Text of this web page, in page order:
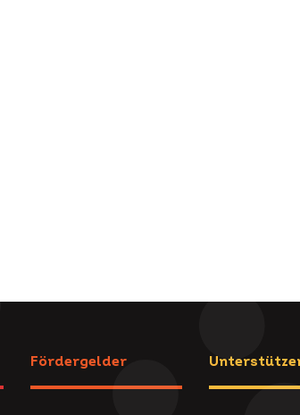
Fördergelder